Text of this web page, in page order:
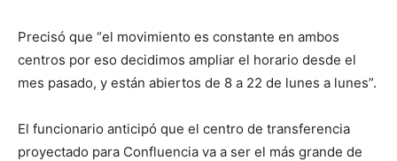
Precisó que “el movimiento es constante en ambos
centros por eso decidimos ampliar el horario desde el
mes pasado, y están abiertos de 8 a 22 de lunes a lunes”.
El funcionario anticipó que el centro de transferencia
proyectado para Confluencia va a ser el más grande de